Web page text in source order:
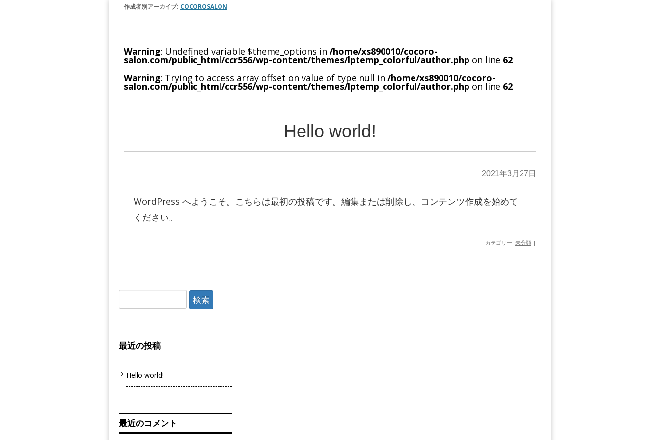
作成者別アーカイブ: COCOROSALON
Warning: Undefined variable $theme_options in /home/xs890010/cocoro-
salon.com/public_html/ccr556/wp-content/themes/lptemp_colorful/author.php on line 62
Warning: Trying to access array offset on value of type null in /home/xs890010/cocoro-
salon.com/public_html/ccr556/wp-content/themes/lptemp_colorful/author.php on line 62
Hello world!
2021年3月27日
WordPress へようこそ。こちらは最初の投稿です。編集または削除し、コンテンツ作成を始めて
ください。
カテゴリー: 未分類 |
索:
最近の投稿
Hello world!
最近のコメント